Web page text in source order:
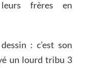
leurs frères en
: c’est son
un lourd tribu 3